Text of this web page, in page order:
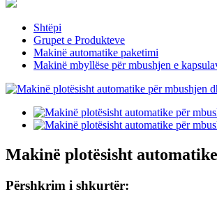
Shtëpi
Grupet e Produkteve
Makinë automatike paketimi
Makinë mbyllëse për mbushjen e
Makinë plotësisht
Përshkrim i shkurtër: